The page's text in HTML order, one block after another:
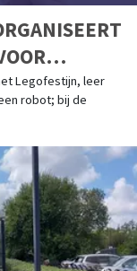
Legofestijn, leer
robot; bij de